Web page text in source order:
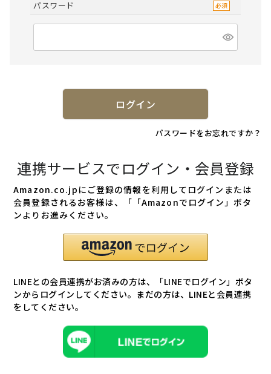
パスワード
ログイン
パスワードをお忘れですか？
連携サービスでログイン・会員登録
Amazon.co.jpにご登録の情報を利用してログインまたは
会員登録されるお客様は、「「Amazonでログイン」ボタ
ンよりお進みください。
LINEとの会員連携がお済みの方は、「LINEでログイン」ボタ
ンからログインしてください。まだの方は、 LINEと会員連携
をしてください。